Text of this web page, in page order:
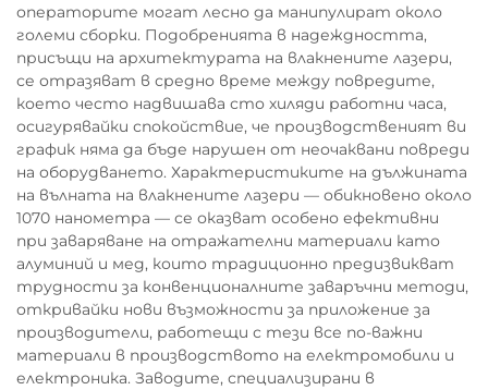
операторите могат лесно да манипулират около
големи сборки. Подобренията в надеждността,
присъщи на архитектурата на влакнените лазери,
се отразяват в средно време между повредите,
което често надвишава сто хиляди работни часа,
осигурявайки спокойствие, че производственият ви
график няма да бъде нарушен от неочаквани повреди
на оборудването. Характеристиките на дължината
на вълната на влакнените лазери — обикновено около
1070 нанометра — се оказват особено ефективни
при заваряване на отражателни материали като
алуминий и мед, които традиционно предизвикват
трудности за конвенционалните заваръчни методи,
откривайки нови възможности за приложение за
производители, работещи с тези все по-важни
материали в производството на електромобили и
електроника. Заводите, специализирани в